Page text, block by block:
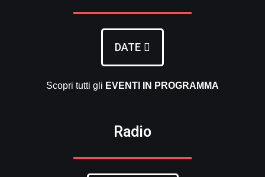
DATE
Scopri tutti gli EVENTI IN PROGRAMMA
Radio